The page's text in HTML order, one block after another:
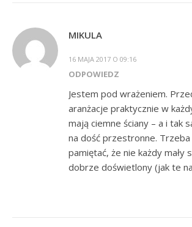
MIKULA
16 MAJA 2017 O 09:16
ODPOWIEDZ
Jestem pod wrażeniem.
aranżacje praktycznie w
mają ciemne ściany – a i tak
na dość przestronne.
pamiętać, że nie każdy mały
dobrze doświetlony (jak te